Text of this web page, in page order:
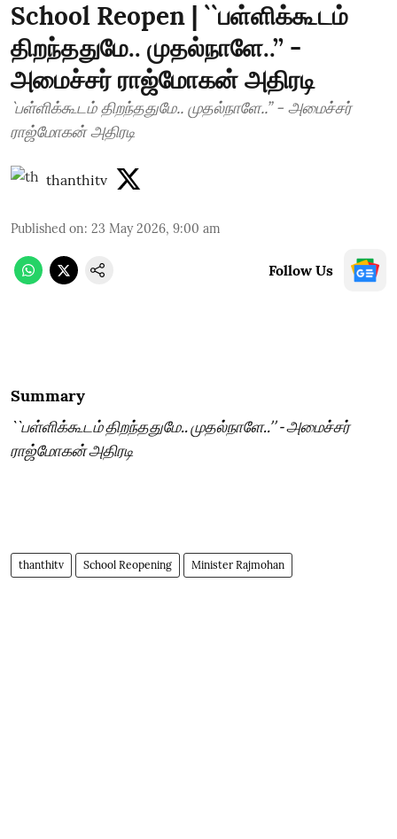
School Reopen | ``பள்ளிக்கூடம்
திறந்ததுமே.. முதல்நாளே..’’ -
அமைச்சர் ராஜ்மோகன் அதிரடி
`பள்ளிக்கூடம் திறந்ததுமே.. முதல்நாளே..’’ - அமைச்சர்
ராஜ்மோகன் அதிரடி
thanthitv
Published on: 23 May 2026, 9:00 am
Follow Us
Summary
``பள்ளிக்கூடம் திறந்ததுமே.. முதல்நாளே..’’ - அமைச்சர்
ராஜ்மோகன் அதிரடி
thanthitv School Reopening Minister Rajmohan